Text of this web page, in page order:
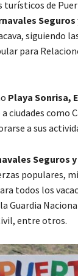
turísticos de
Seguros
siguiendo
para
Playa Sonrisa,
como
a sus
Seguros y
populares,
todos los
Guardia
entre otros.